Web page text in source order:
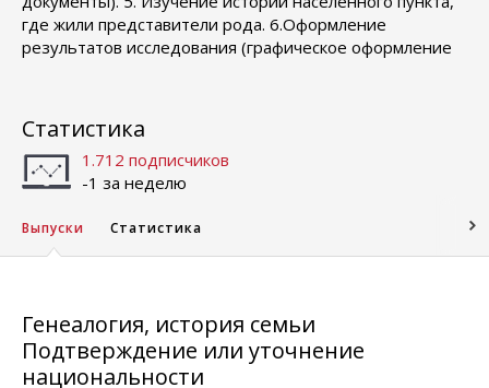
где жили представители рода. 6.Оформление
результатов исследования (графическое оформление
Статистика
1.712 подписчиков
-1 за неделю
Выпуски Статистика
Генеалогия, история семьи
Подтверждение или уточнение
национальности